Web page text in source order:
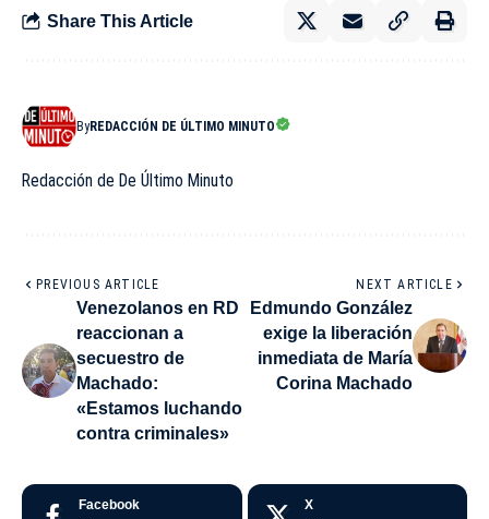
Share This Article
ByREDACCIÓN DE ÚLTIMO MINUTO
Redacción de De Último Minuto
PREVIOUS ARTICLE
Venezolanos en RD
reaccionan a
secuestro de
Machado:
«Estamos luchando
contra criminales»
NEXT ARTICLE
Edmundo González
exige la liberación
inmediata de María
Corina Machado
Facebook X